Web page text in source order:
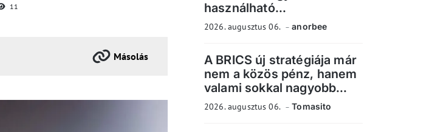
11
Másolás
használható...
2026. augusztus 06. anorbee
A BRICS új stratégiája már
nem a közös pénz, hanem
valami sokkal nagyobb...
2026. augusztus 06. Tomasito